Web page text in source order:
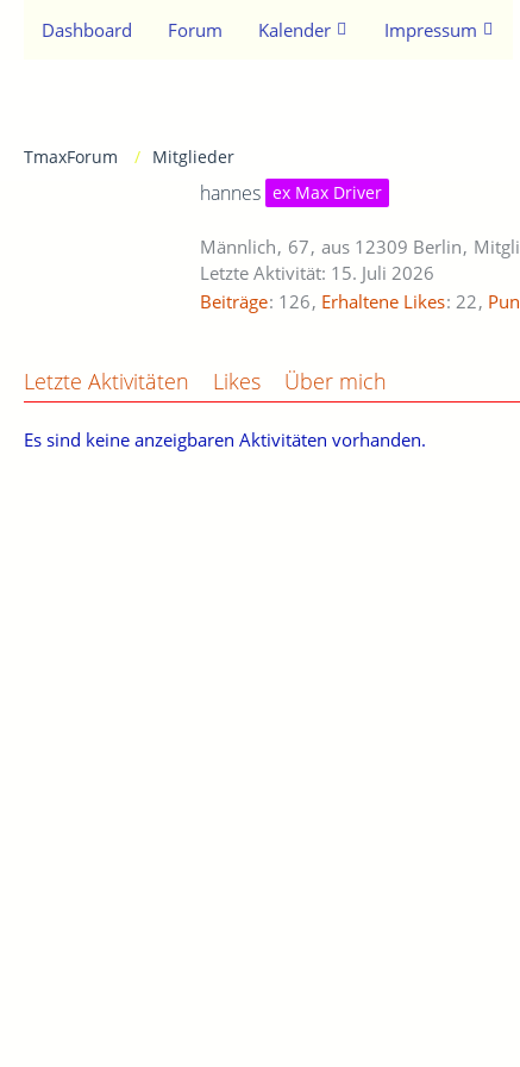
Dashboard Forum Kalender Impressum
TmaxForum Mitglieder
hannes ex Max Driver
Männlich 67 aus 12309 Berlin
Letzte Aktivität: 15. Juli 2026
Beiträge 126 Erhaltene Likes 22
Letzte Aktivitäten Likes Über mich
Es sind keine anzeigbaren Aktivitäten vorhanden.